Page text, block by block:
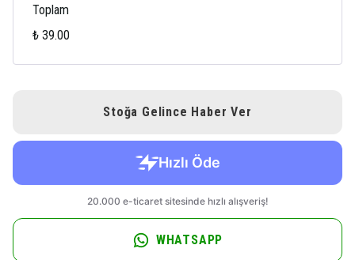
Toplam
₺ 39.00
Stoğa Gelince Haber Ver
WHATSAPP